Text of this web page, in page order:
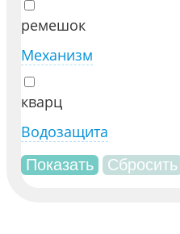
ремешок
Механизм
кварц
Водозащита